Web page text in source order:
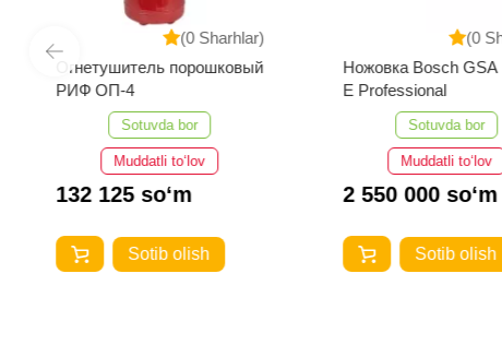
(0 Sharhlar)
Огнетушитель порошковый
РИФ ОП-4
Sotuvda bor
Muddatli to‘lov
132 125 so‘m
Sotib olish
(0
Ножовка Bosch GSA
E Professional
Sotuvda bor
Muddatli to‘lov
2 550 000 so‘m
Sotib olish